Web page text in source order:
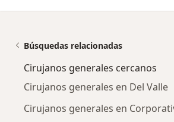
Búsquedas relacionadas
Cirujanos generales cercanos
Cirujanos generales en Del Valle
Cirujanos generales en